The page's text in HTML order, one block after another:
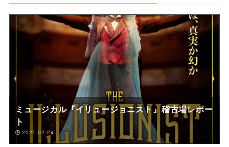
ミュージカル『イリュージョニスト』稽古場レポー
ト
2025-02-24